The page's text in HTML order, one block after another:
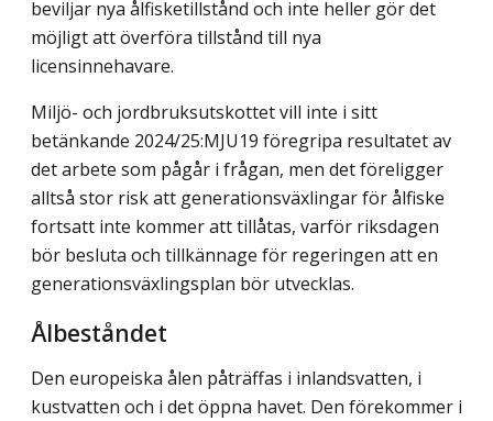
beviljar nya ålfisketillstånd och inte heller gör det
möjligt att överföra tillstånd till nya
licensinnehavare.
Miljö- och jordbruksutskottet vill inte i sitt
betänkande 2024/25:MJU19 föregripa resultatet av
det arbete som pågår i frågan, men det föreligger
alltså stor risk att generationsväxlingar för ålfiske
fortsatt inte kommer att tillåtas, varför riksdagen
bör besluta och tillkännage för regeringen att en
generationsväxlingsplan bör utvecklas.
Ålbeståndet
Den europeiska ålen påträffas i inlandsvatten, i
kustvatten och i det öppna havet. Den förekommer i